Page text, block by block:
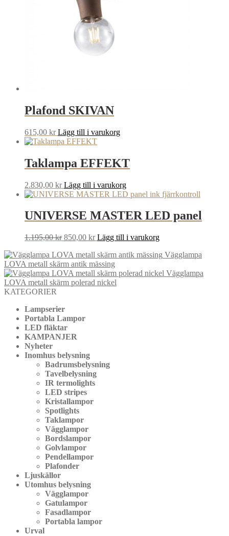
Plafond SKIVAN
615,00 kr Lägg till i varukorg
Taklampa EFFEKT
2.830,00 kr Lägg till i varukorg
UNIVERSE MASTER LED panel
1.195,00kr Det
priset
var:
1.195,00 kr.
850,00 krDet
priset
är:
850,00 kr.
Lägg till i varukorg
Vägglampa
LOVA metall skärm antik mässing
Vägglampa
LOVA metall skärm polerad nickel
KATEGORIER
Lampserier
Portabla Lampor
LED fläktar
KAMPANJER
Nyheter
Inomhus belysning
Badrumsbelysning
Tavelbelysning
IR termolights
LED stripes
Kristallampor
Spotlights
Taklampor
Vägglampor
Bordslampor
Golvlampor
Pendellampor
Plafonder
Ljuskällor
Utomhus belysning
Vägglampor
Gatulampor
Fasadlampor
Portabla lampor
Urval